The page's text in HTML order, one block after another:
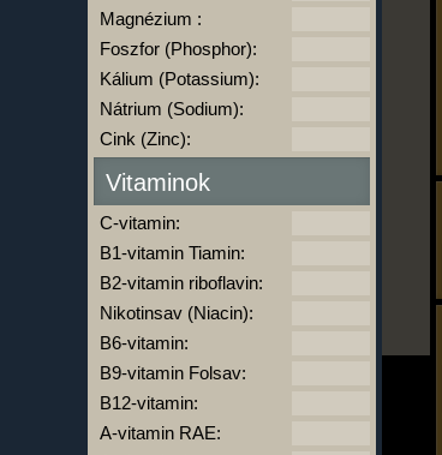
-
Magnézium :
Foszfor (Phosphor):
Kálium (Potassium):
Nátrium (Sodium):
Cink (Zinc):
Vitaminok
C-vitamin:
B1-vitamin Tiamin:
B2-vitamin riboflavin:
Nikotinsav (Niacin):
B6-vitamin:
B9-vitamin Folsav:
B12-vitamin:
A-vitamin RAE: